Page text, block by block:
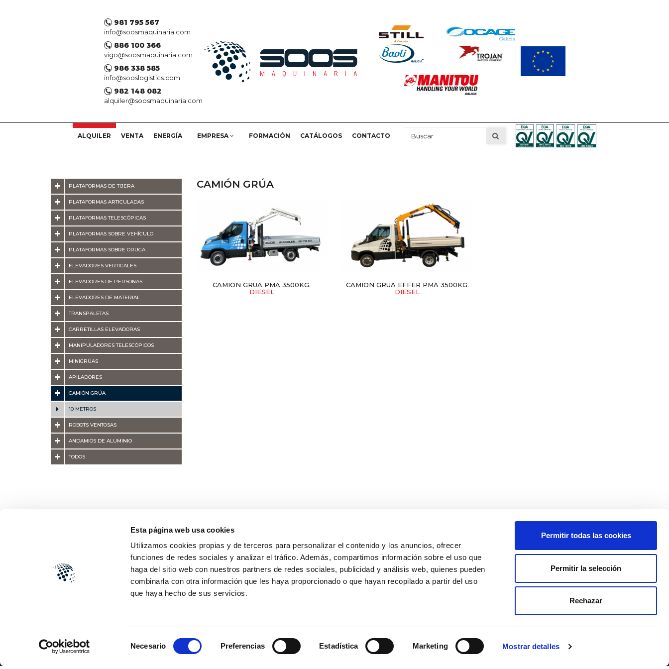
Esta página web usa cookies
Utilizamos cookies propias y de terceros para personalizar el contenido y los anuncios, ofrecer
funciones de redes sociales y analizar el tráfico. Además, compartimos información sobre el uso que
haga del sitio web con nuestros partners de redes sociales, publicidad y análisis web, quienes pueden
combinarla con otra información que les haya proporcionado o que hayan recopilado a partir del uso
que haya hecho de sus servicios.
Necesario Preferencias Estadística Marketing Mostrar detalles
Permitir todas las cookies
Permitir la selección
Rechazar
981 795 567
info@soosmaquinaria.com
886 100 366
vigo@soosmaquinaria.com
986 338 585
info@sooslogistics.com
982 148 082
alquiler@soosmaquinaria.com
ALQUILER VENTA ENERGÍA EMPRESA FORMACIÓN CATÁLOGOS CONTACTO
PLATAFORMAS DE TIJERA
PLATAFORMAS ARTICULADAS
PLATAFORMAS TELESCÓPICAS
PLATAFORMAS SOBRE VEHÍCULO
PLATAFORMAS SOBRE ORUGA
ELEVADORES VERTICALES
ELEVADORES DE PERSONAS
ELEVADORES DE MATERIAL
TRANSPALETAS
CARRETILLAS ELEVADORAS
MANIPULADORES TELESCÓPICOS
MINIGRÚAS
APILADORES
CAMIÓN GRÚA
10 METROS
ROBOTS VENTOSAS
ANDAMIOS DE ALUMINIO
TODOS
CAMIÓN GRÚA
CAMION GRUA PMA 3500KG.
DIESEL
CAMION GRUA EFFER PMA 3500KG.
DIESEL
Soos Maquinaria